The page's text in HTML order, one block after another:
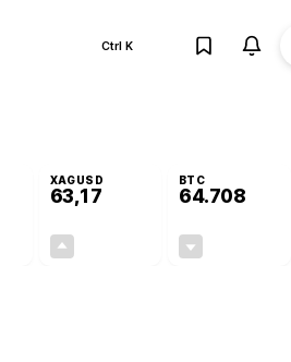
Ctrl K
XAGUSD
63,17
BTC
64.708